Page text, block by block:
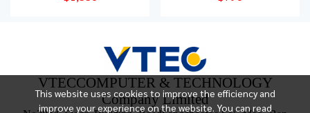
This website uses cookies to improve the efficiency and
improve your experience on the website. You can read
VTECCOMPUTER & TECHNOLOGY
Company Limited